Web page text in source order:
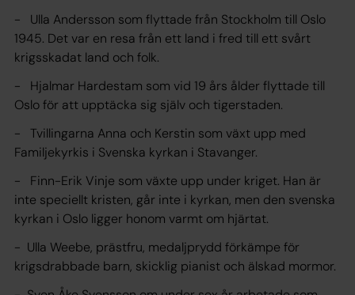
- Ulla Andersson som flyttade från Stockholm till Oslo
1945. Det var en resa från ett land i fred till ett svårt
krigsskadat land och folk.
- Hjalmar Hardestam som vid 19 års ålder flyttade till
Oslo för att upptäcka sig själv och tigerstaden.
- Tvillingarna Anna och Kerstin som växt upp med
Familjekyrkis i Svenska kyrkan i Stavanger.
- Finn-Erik Vinje som växte upp under kriget. Han är
inte speciellt kristen, går inte i kyrkan, men den svenska
kyrkan i Oslo ligger honom varmt om hjärtat.
- Ulla Weebe, prästfru, medaljprydd förkämpe för
krigsdrabbade barn, skicklig pianist och älskad mormor.